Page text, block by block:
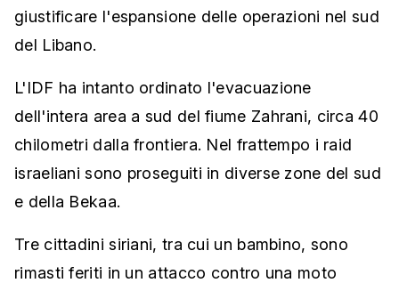
giustificare l'espansione delle operazioni nel sud
del Libano.
L'IDF ha intanto ordinato l'evacuazione
dell'intera area a sud del fiume Zahrani, circa 40
chilometri dalla frontiera. Nel frattempo i raid
israeliani sono proseguiti in diverse zone del sud
e della Bekaa.
Tre cittadini siriani, tra cui un bambino, sono
rimasti feriti in un attacco contro una moto